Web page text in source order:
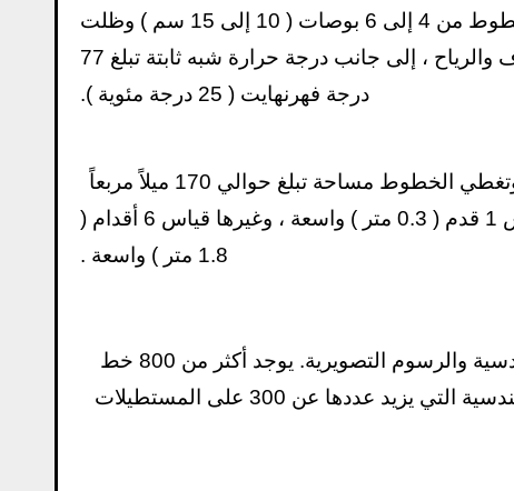
ليكشف عن الطين ذو اللون الفاتح الموجود تحته. يبلغ عمق الخطوط من 4 إلى 6 بوصات ( 10 إلى 15 سم ) وظلت
دون إزعاج لفترة طويلة بسبب ظروف المنطقة شديدة الجفاف والرياح ، إلى جانب درجة حرارة شبه ثابتة تبلغ 77
درجة فهرنهايت ( 25 درجة مئوية ).
تعد صحراء نازكا واحدة من أكثر الأماكن جفافاً على وجه الأرض ، وتغطي الخطوط مساحة تبلغ حوالي 170 ميلاً مربعاً
( 450 كم 2 ). عرض خطوط اختلافا كبيرا، مع أكثر من نصف قياس 1 قدم ( 0.3 متر ) واسعة ، وغيرها قياس 6 أقدام (
1.8 متر ) واسعة .
هناك ثلاثة أنواع من الخطوط: الخطوط المستقيمة والأشكال الهندسية والرسوم التصويرية. يوجد أكثر من 800 خط
مستقيم ، بعضها يبلغ طوله 30 ميلاً ( 48 كم ). تشتمل الأشكال الهندسية التي يزيد عددها عن 300 على المستطيلات